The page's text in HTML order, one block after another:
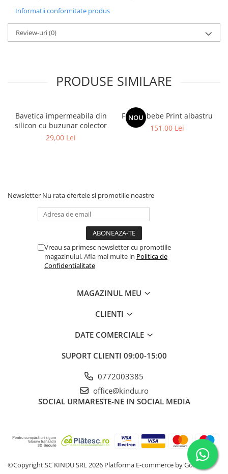
Informatii conformitate produs
Review-uri(0)
PRODUSE SIMILARE
Bavetica impermeabila din
silicon cu buzunar colector
29,00 Lei
NOU
Fotoliu bebe Print albastru
151,00 Lei
Newsletter Nu rata ofertele si promotiile noastre
Vreau sa primesc newsletter cu promotiile
magazinului. Afla mai multe in Politica de
Confidentialitate
MAGAZINUL MEU
CLIENTI
DATE COMERCIALE
SUPORT CLIENTI 09:00-15:00
0772003385
office@kindu.ro
SOCIAL URMARESTE-NE IN SOCIAL MEDIA
©Copyright SC KINDU SRL 2026 Platforma E-commerce by Gomag